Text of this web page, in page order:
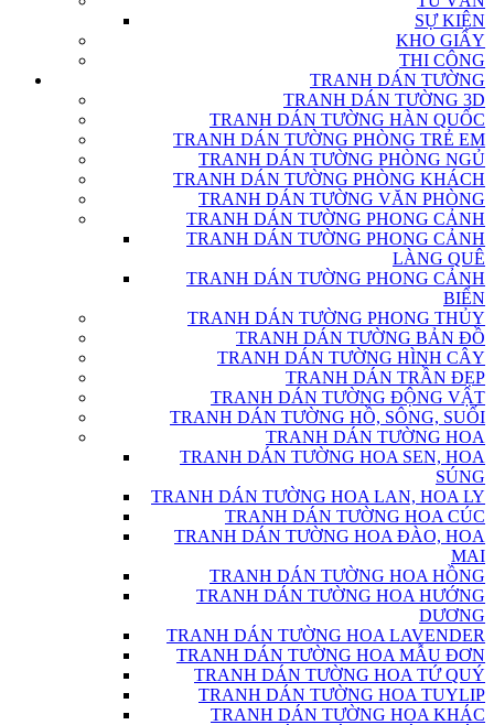
SỰ KIỆN
KHO GIẤY
THI CÔNG
TRANH DÁN TƯỜNG
TRANH DÁN TƯỜNG 3D
TRANH DÁN TƯỜNG HÀN QUỐC
TRANH DÁN TƯỜNG PHÒNG TRẺ EM
TRANH DÁN TƯỜNG PHÒNG NGỦ
TRANH DÁN TƯỜNG PHÒNG KHÁCH
TRANH DÁN TƯỜNG VĂN PHÒNG
TRANH DÁN TƯỜNG PHONG CẢNH
TRANH DÁN TƯỜNG PHONG CẢNH
LÀNG QUÊ
TRANH DÁN TƯỜNG PHONG CẢNH
BIỂN
TRANH DÁN TƯỜNG PHONG THỦY
TRANH DÁN TƯỜNG BẢN ĐỒ
TRANH DÁN TƯỜNG HÌNH CÂY
TRANH DÁN TRẦN ĐẸP
TRANH DÁN TƯỜNG ĐỘNG VẬT
TRANH DÁN TƯỜNG HỒ, SÔNG, SUỐI
TRANH DÁN TƯỜNG HOA
TRANH DÁN TƯỜNG HOA SEN, HOA
SÚNG
TRANH DÁN TƯỜNG HOA LAN, HOA LY
TRANH DÁN TƯỜNG HOA CÚC
TRANH DÁN TƯỜNG HOA ĐÀO, HOA
MAI
TRANH DÁN TƯỜNG HOA HỒNG
TRANH DÁN TƯỜNG HOA HƯỚNG
DƯƠNG
TRANH DÁN TƯỜNG HOA LAVENDER
TRANH DÁN TƯỜNG HOA MẪU ĐƠN
TRANH DÁN TƯỜNG HOA TỨ QUÝ
TRANH DÁN TƯỜNG HOA TUYLIP
TRANH DÁN TƯỜNG HOA KHÁC